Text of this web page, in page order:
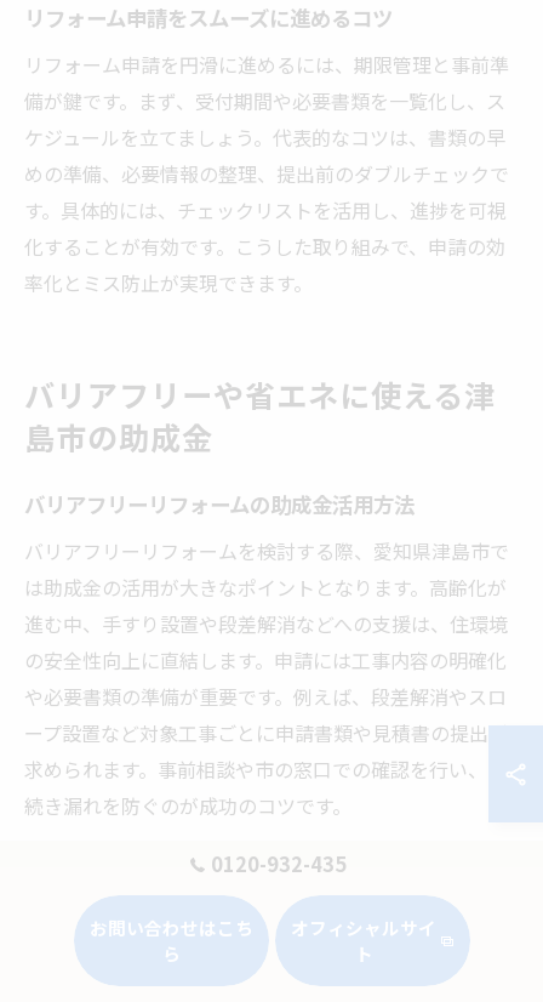
リフォーム申請をスムーズに進めるコツ
リフォーム申請を円滑に進めるには、期限管理と事前準
備が鍵です。まず、受付期間や必要書類を一覧化し、ス
ケジュールを立てましょう。代表的なコツは、書類の早
めの準備、必要情報の整理、提出前のダブルチェックで
す。具体的には、チェックリストを活用し、進捗を可視
化することが有効です。こうした取り組みで、申請の効
率化とミス防止が実現できます。
バリアフリーや省エネに使える津
島市の助成金
バリアフリーリフォームの助成金活用方法
バリアフリーリフォームを検討する際、愛知県津島市で
は助成金の活用が大きなポイントとなります。高齢化が
進む中、手すり設置や段差解消などへの支援は、住環境
の安全性向上に直結します。申請には工事内容の明確化
や必要書類の準備が重要です。例えば、段差解消やスロ
ープ設置など対象工事ごとに申請書類や見積書の提出が
求められます。事前相談や市の窓口での確認を行い、手
続き漏れを防ぐのが成功のコツです。
省エネ設備導入に利用できる補助金解説
省エネ設備の導入リフォームにも、津島市では助成金制
度が活用できます。高効率給湯器や断熱窓の設置など、
エネルギー消費を抑える取組みが対象です。助成金申請
0120-932-435
お問い合わせはこち
ら
オフィシャルサイ
ト